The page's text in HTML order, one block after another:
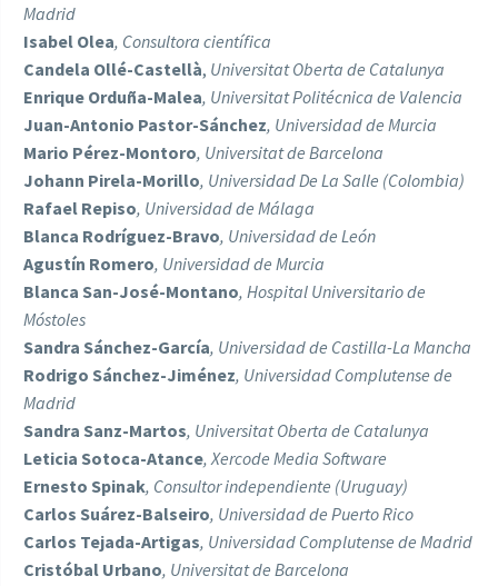
Madrid
Isabel Olea, Consultora científica
Candela Ollé-Castellà, Universitat Oberta de Catalunya
Enrique Orduña-Malea, Universitat Politécnica de Valencia
Juan-Antonio Pastor-Sánchez, Universidad de Murcia
Mario Pérez-Montoro, Universitat de Barcelona
Johann Pirela-Morillo, Universidad De La Salle (Colombia)
Rafael Repiso, Universidad de Málaga
Blanca Rodríguez-Bravo, Universidad de León
Agustín Romero, Universidad de Murcia
Blanca San-José-Montano, Hospital Universitario de
Móstoles
Sandra Sánchez-García, Universidad de Castilla-La Mancha
Rodrigo Sánchez-Jiménez, Universidad Complutense de
Madrid
Sandra Sanz-Martos, Universitat Oberta de Catalunya
Leticia Sotoca-Atance, Xercode Media Software
Ernesto Spinak, Consultor independiente (Uruguay)
Carlos Suárez-Balseiro, Universidad de Puerto Rico
Carlos Tejada-Artigas, Universidad Complutense de Madrid
Cristóbal Urbano, Universitat de Barcelona